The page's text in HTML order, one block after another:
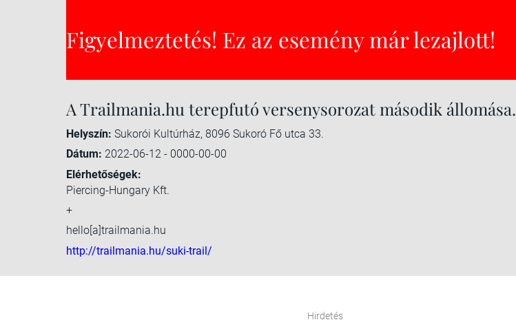
Figyelmeztetés! Ez az esemény már lezajlott!
A Trailmania.hu terepfutó versenysorozat második állomása.
Helyszín: Sukorói Kultúrház, 8096 Sukoró Fő utca 33.
Dátum: 2022-06-12 - 0000-00-00
Elérhetőségek:
Piercing-Hungary Kft.
+
hello[a]trailmania.hu
http://trailmania.hu/suki-trail/
Hirdetés